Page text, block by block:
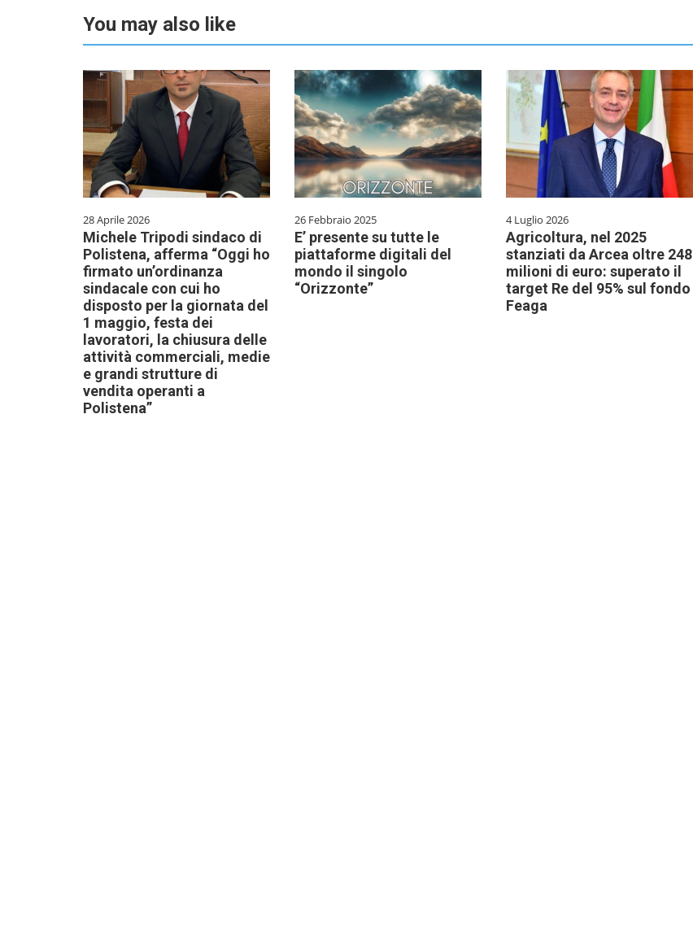
You may also like
28 Aprile 2026
Michele Tripodi sindaco di
Polistena, afferma “Oggi ho
firmato un’ordinanza
sindacale con cui ho
disposto per la giornata del
1 maggio, festa dei
lavoratori, la chiusura delle
attività commerciali, medie
e grandi strutture di
vendita operanti a
Polistena”
26 Febbraio 2025
E’ presente su tutte le
piattaforme digitali del
mondo il singolo
“Orizzonte”
4 Luglio 2026
Agricoltura, nel 2025
stanziati da Arcea oltre 248
milioni di euro: superato il
target Re del 95% sul fondo
Feaga